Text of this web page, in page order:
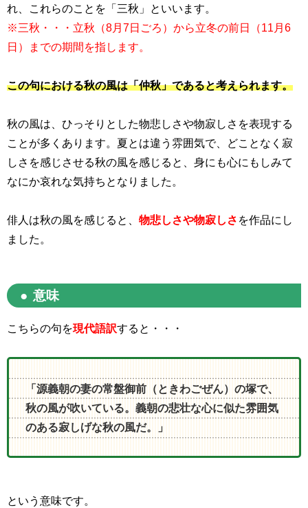
れ、これらのことを「三秋」といいます。
※三秋・・・立秋（8月7日ごろ）から立冬の前日（11月6
日）までの期間を指します。
この句における秋の風は「仲秋」であると考えられます。
秋の風は、ひっそりとした物悲しさや物寂しさを表現する
ことが多くあります。夏とは違う雰囲気で、どことなく寂
しさを感じさせる秋の風を感じると、身にも心にもしみて
なにか哀れな気持ちとなりました。
俳人は秋の風を感じると、 物悲しさや物寂しさ を作品にし
ました。
意味
こちらの句を現代語訳すると・・・
「源義朝の妻の常盤御前（ときわごぜん）の塚で、
秋の風が吹いている。義朝の悲壮な心に似た雰囲気
のある寂しげな秋の風だ。」
という意味です。